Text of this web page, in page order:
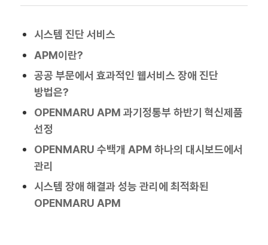
시스템 진단 서비스
APM이란?
공공 부문에서 효과적인 웹서비스 장애 진단
방법은?
OPENMARU APM 과기정통부 하반기 혁신제품
선정
OPENMARU 수백개 APM 하나의 대시보드에서
관리
시스템 장애 해결과 성능 관리에 최적화된
OPENMARU APM